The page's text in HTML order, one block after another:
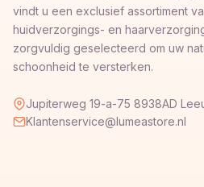
vindt u een exclusief assortiment
huidverzorgings- en
zorgvuldig geselecteerd om uw
schoonheid te versterken.
Jupiterweg 19-a-75 8938AD
Klantenservice@lumeastore.nl